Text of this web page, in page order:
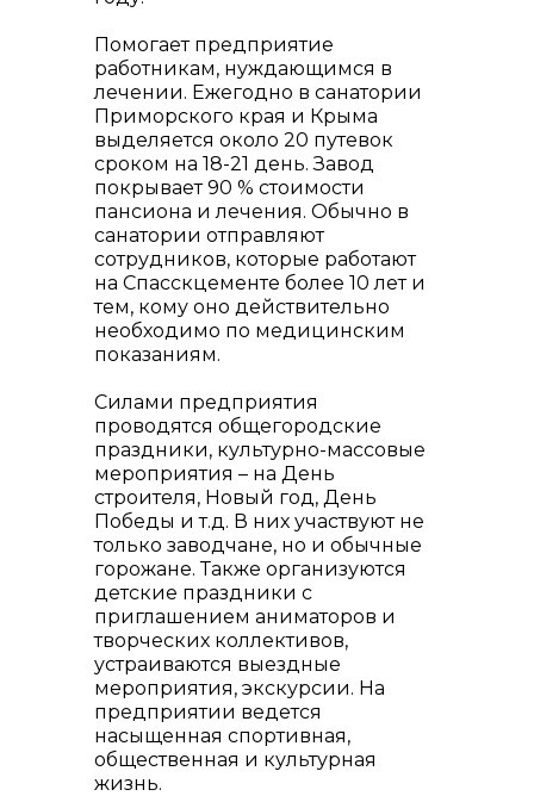
Помогает предприятие
работникам, нуждающимся в
лечении. Ежегодно в санатории
Приморского края и Крыма
выделяется около 20 путевок
сроком на 18-21 день. Завод
покрывает 90 % стоимости
пансиона и лечения. Обычно в
санатории отправляют
сотрудников, которые работают
на Спасскцементе более 10 лет и
тем, кому оно действительно
необходимо по медицинским
показаниям.
Силами предприятия
проводятся общегородские
праздники, культурно-массовые
мероприятия – на День
строителя, Новый год, День
Победы и т.д. В них участвуют не
только заводчане, но и обычные
горожане. Также организуются
детские праздники с
приглашением аниматоров и
творческих коллективов,
устраиваются выездные
мероприятия, экскурсии. На
предприятии ведется
насыщенная спортивная,
общественная и культурная
жизнь.